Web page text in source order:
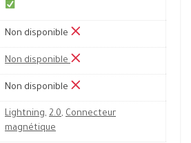
Non disponible
Non disponible
Non disponible
Lightning, 2.0, Connecteur
magnétique